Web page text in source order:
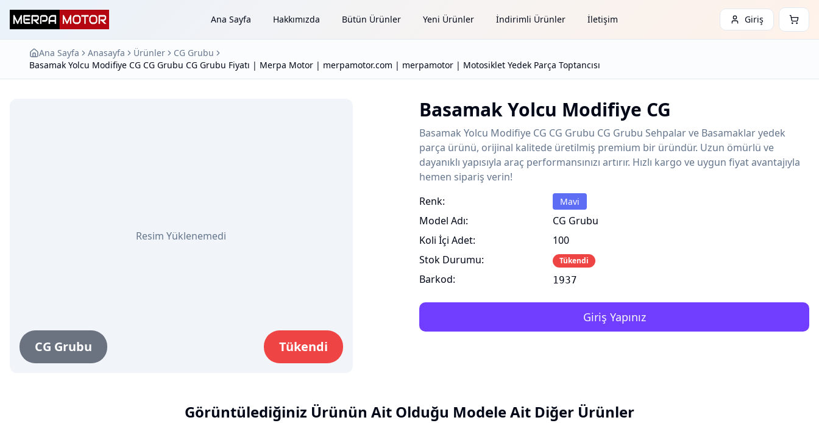
Ana Sayfa Hakkımızda Bütün Ürünler Yeni Ürünler İndirimli Ürünler İletişim Giriş
Ana Sayfa Anasayfa Ürünler
CG Grubu
Basamak Yolcu Modifiye CG CG Grubu CG Grubu Fiyatı | Merpa Motor | merpamotor.com | merpamotor | Motosiklet Yedek Parça Toptancısı
CG Grubu Tükendi
Resim Yüklenemedi
Basamak Yolcu Modifiye CG
Basamak Yolcu Modifiye CG CG Grubu CG Grubu Sehpalar ve Basamaklar yedek
parça ürünü, orijinal kalitede üretilmiş premium bir üründür. Uzun ömürlü ve
dayanıklı yapısıyla araç performansınızı artırır. Hızlı kargo ve uygun fiyat avantajıyla
hemen sipariş verin!
Renk:
Model Adı:
Koli İçi Adet:
Stok Durumu:
Barkod:
Mavi
CG Grubu
100
Tükendi
1937
Giriş Yapınız
Görüntülediğiniz Ürünün Ait Olduğu Modele Ait Diğer Ürünler